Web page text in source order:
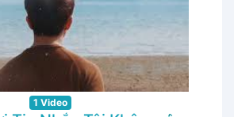
1 Video